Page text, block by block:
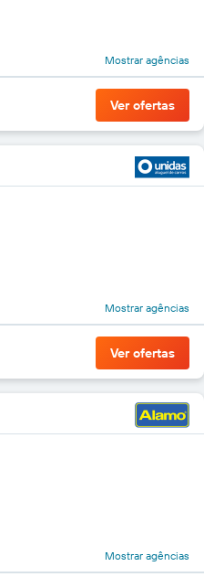
Mostrar agências
Ver ofertas
Mostrar agências
Ver ofertas
Mostrar agências